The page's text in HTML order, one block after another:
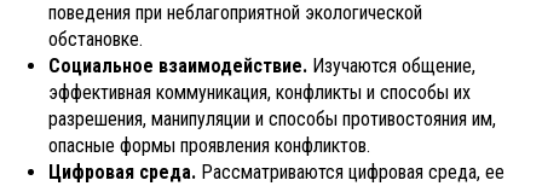
поведения при неблагоприятной экологической
обстановке.
Социальное взаимодействие. Изучаются общение,
эффективная коммуникация, конфликты и способы их
разрешения, манипуляции и способы противостояния им,
опасные формы проявления конфликтов.
Цифровая среда. Рассматриваются цифровая среда, ее